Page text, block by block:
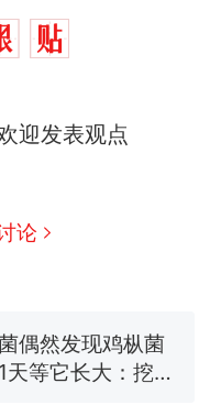
迎发表观点
论
子，美国怕什
偶然发现鸡枞菌
天等它长大：挖了